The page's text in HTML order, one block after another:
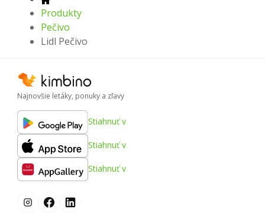
Produkty
Pečivo
Lidl Pečivo
Najnovšie letáky, ponuky a zľavy
Stiahnuť v
Stiahnuť v
Stiahnuť v